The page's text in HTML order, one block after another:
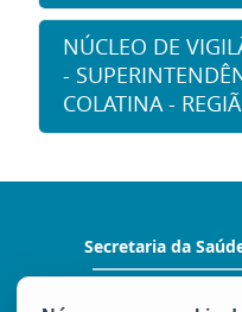
NÚCLEO DE
-
COLATINA -
Secretaria da